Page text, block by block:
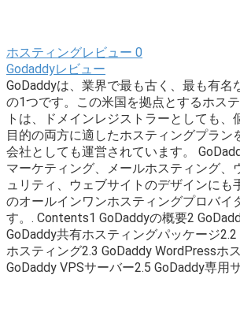
ホスティングレビュー 0
Godaddyレビュー
GoDaddyは、業界で最も古く、最も有名
の1つです。この米国を拠点とするホス
トは、ドメインレジストラーとしても、
目的の両方に適したホスティングプラン
会社としても運営されています。
マーケティング、メールホスティング、
ュリティ、ウェブサイトのデザインにも
のオールインワンホスティングプロバイ
す。. Contents1 GoDaddyの概要2
GoDaddy共有ホスティングパッケージ2.2
ホスティング2.3 GoDaddy WordPressホ
GoDaddy VPSサーバー2.5 GoDaddy専用